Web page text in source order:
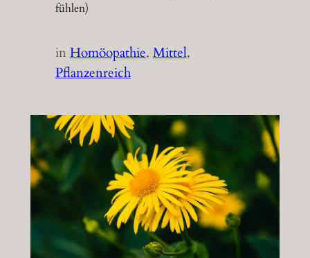
fühlen)
inHomöopathie, Mittel
Pflanzenreich